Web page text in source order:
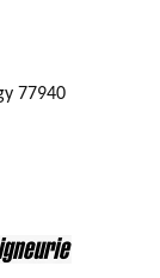
77940